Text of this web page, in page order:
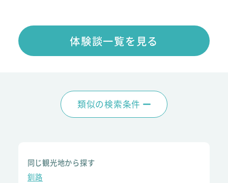
体験談一覧を見る
類似の検索条件
同じ観光地から探す
釧路